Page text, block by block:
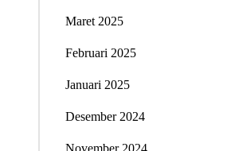
Maret 2025
Februari 2025
Januari 2025
Desember 2024
November 2024